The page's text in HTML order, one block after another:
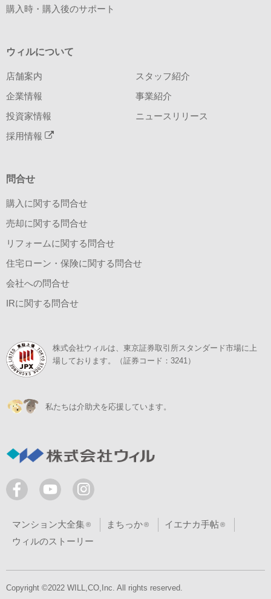
購入時・購入後のサポート
ウィルについて
店舗案内 スタッフ紹介
企業情報 事業紹介
投資家情報 ニュースリリース
採用情報
問合せ
購入に関する問合せ
売却に関する問合せ
リフォームに関する問合せ
住宅ローン・保険に関する問合せ
会社への問合せ
IRに関する問合せ
株式会社ウィルは、東京証券取引所スタンダード市場に上
場しております。（証券コード：3241）
私たちは介助犬を応援しています。
マンション大全集 まちっか
イエナカ手帖
ウィルのストーリー
Copyright ©2022 WILL,CO,Inc. All rights reserved.